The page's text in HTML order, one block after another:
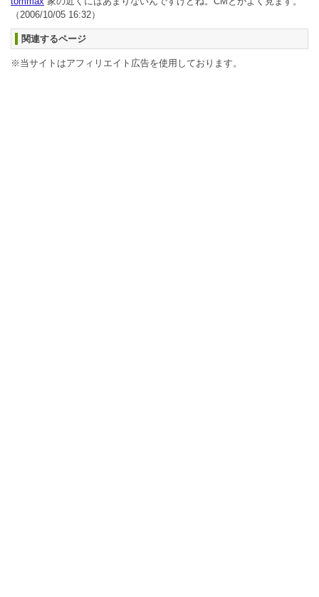
（2006/10/05 16:32）
関連するページ
※当サイトはアフィリエイト広告を使用しております。